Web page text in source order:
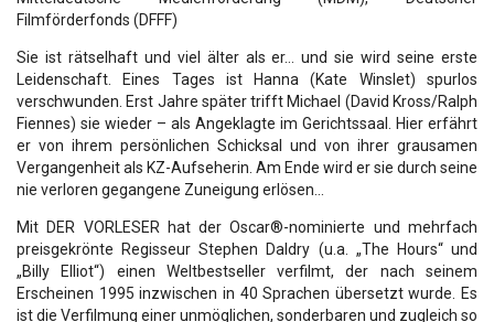
Filmförderfonds (DFFF)
Sie ist rätselhaft und viel älter als er… und sie wird seine erste
Leidenschaft. Eines Tages ist Hanna (Kate Winslet) spurlos
verschwunden. Erst Jahre später trifft Michael (David Kross/Ralph
Fiennes) sie wieder – als Angeklagte im Gerichtssaal. Hier erfährt
er von ihrem persönlichen Schicksal und von ihrer grausamen
Vergangenheit als KZ-Aufseherin. Am Ende wird er sie durch seine
nie verloren gegangene Zuneigung erlösen…
Mit DER VORLESER hat der Oscar®-nominierte und mehrfach
preisgekrönte Regisseur Stephen Daldry (u.a. „The Hours“ und
„Billy Elliot“) einen Weltbestseller verfilmt, der nach seinem
Erscheinen 1995 inzwischen in 40 Sprachen übersetzt wurde. Es
ist die Verfilmung einer unmöglichen, sonderbaren und zugleich so